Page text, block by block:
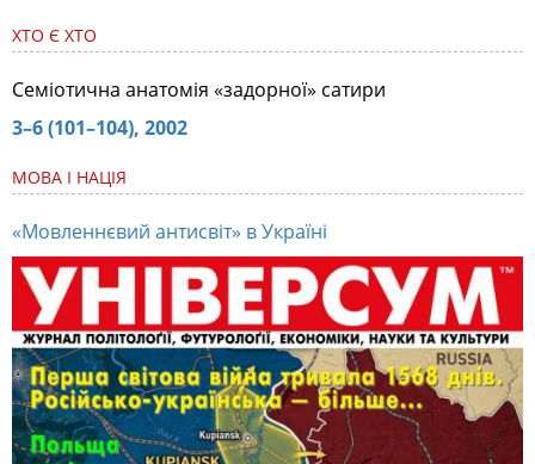
ХТО Є ХТО
Семіотична анатомія «задорної» сатири
3–6 (101–104), 2002
МОВА І НАЦІЯ
«Мовленнєвий антисвіт» в Україні